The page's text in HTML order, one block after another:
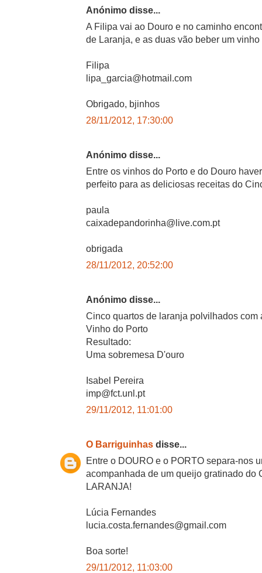
Anónimo disse...
A Filipa vai ao Douro e no caminho
de Laranja, e as duas vão beber um vinho
Filipa
lipa_garcia@hotmail.com
Obrigado, bjinhos
28/11/2012, 17:30:00
Anónimo disse...
Entre os vinhos do Porto e do Douro
perfeito para as deliciosas receitas do
paula
caixadepandorinha@live.com.pt
obrigada
28/11/2012, 20:52:00
Anónimo disse...
Cinco quartos de laranja polvilhados com
Vinho do Porto
Resultado:
Uma sobremesa D'ouro
Isabel Pereira
imp@fct.unl.pt
29/11/2012, 11:01:00
O Barriguinhas disse...
Entre o DOURO e o PORTO separa-nos
acompanhada de um queijo gratinado do
LARANJA!
Lúcia Fernandes
lucia.costa.fernandes@gmail.com
Boa sorte!
29/11/2012, 11:03:00